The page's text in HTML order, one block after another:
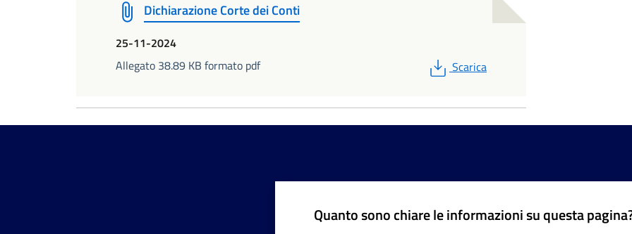
Dichiarazione Corte dei Conti
25-11-2024
Allegato 38.89 KB formato pdf
PDF
Scarica
Quanto sono chiare le informazioni su questa